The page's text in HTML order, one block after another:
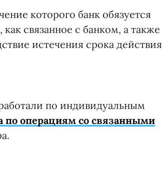
которого банк обязуется
связанное с банком, а также
истечения срока действия
по индивидуальным
по операциям со связанными